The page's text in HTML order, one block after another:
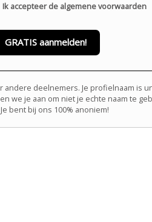
Ik accepteer de algemene voorwaarden
GRATIS aanmelden!
deelnemers. Je profielnaam is
we je aan om niet je echte naam te
bent bij ons 100% anoniem!